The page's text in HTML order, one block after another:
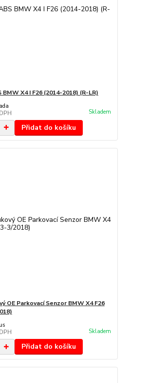
BMW X4 I F26 (2014-2018) (R-LR)
Skladem
Přidat do košíku
OE Parkovací Senzor BMW X4 F26
Skladem
Přidat do košíku